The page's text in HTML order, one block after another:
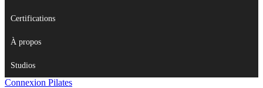
Certifications
À propos
Studios
Connexion Pilates